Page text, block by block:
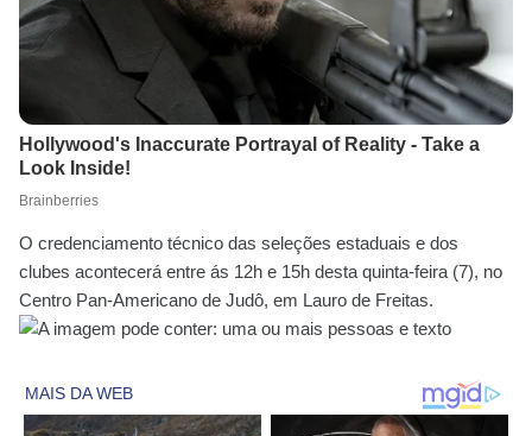
O credenciamento técnico das seleções estaduais e dos
clubes acontecerá entre ás 12h e 15h desta quinta-feira (7), no
Centro Pan-Americano de Judô, em Lauro de Freitas.